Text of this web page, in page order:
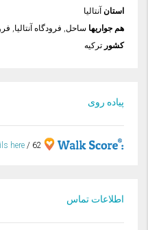
استان آنتالیا
هم جواریها ساحل, فرودگاه آنتالیا,
کشور ترکیه
پیاده روی
62 / Somewhat Walkable
here
اطلاعات تماس